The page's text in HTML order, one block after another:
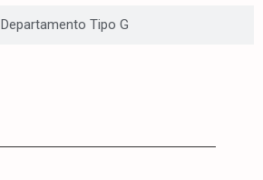
Departamento Tipo G